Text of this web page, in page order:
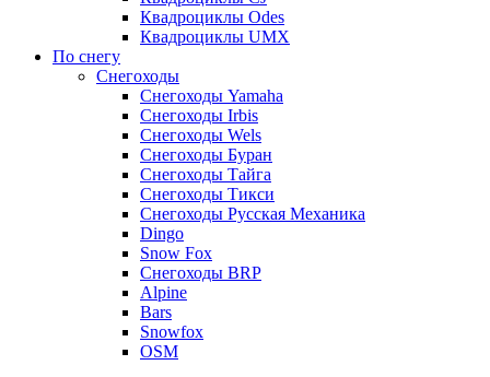
Квадроциклы Odes
Квадроциклы UMX
По снегу
Снегоходы
Снегоходы Yamaha
Снегоходы Irbis
Снегоходы Wels
Снегоходы Буран
Снегоходы Тайга
Снегоходы Тикси
Снегоходы Русская Механика
Dingo
Snow Fox
Снегоходы BRP
Alpine
Bars
Snowfox
OSM